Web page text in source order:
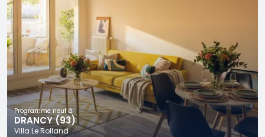
Programme neuf à
DRANCY (93)
Villa Le Rolland